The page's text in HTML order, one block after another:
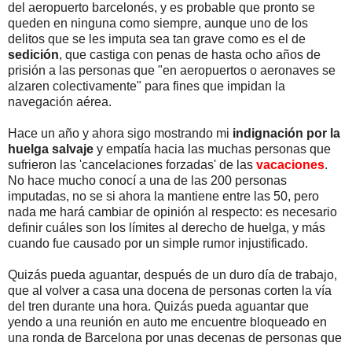
del aeropuerto barcelonés, y es probable que pronto se
queden en ninguna como siempre, aunque uno de los
delitos que se les imputa sea tan grave como es el de
sedición, que castiga con penas de hasta ocho años de
prisión a las personas que "en aeropuertos o aeronaves se
alzaren colectivamente" para fines que impidan la
navegación aérea.
Hace un año y ahora sigo mostrando mi indignación por la
huelga salvaje y empatía hacia las muchas personas que
sufrieron las 'cancelaciones forzadas' de las vacaciones.
No hace mucho conocí a una de las 200 personas
imputadas, no se si ahora la mantiene entre las 50, pero
nada me hará cambiar de opinión al respecto: es necesario
definir cuáles son los límites al derecho de huelga, y más
cuando fue causado por un simple rumor injustificado.
Quizás pueda aguantar, después de un duro día de trabajo,
que al volver a casa una docena de personas corten la vía
del tren durante una hora. Quizás pueda aguantar que
yendo a una reunión en auto me encuentre bloqueado en
una ronda de Barcelona por unas decenas de personas que